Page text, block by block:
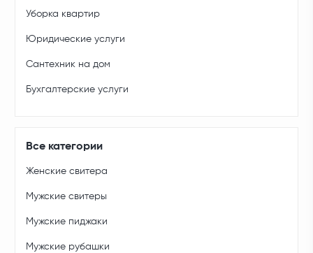
Уборка квартир
Юридические услуги
Сантехник на дом
Бухгалтерские услуги
Все категории
Женские свитера
Мужские свитеры
Мужские пиджаки
Мужские рубашки